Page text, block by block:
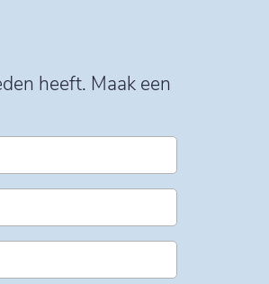
heeft. Maak een